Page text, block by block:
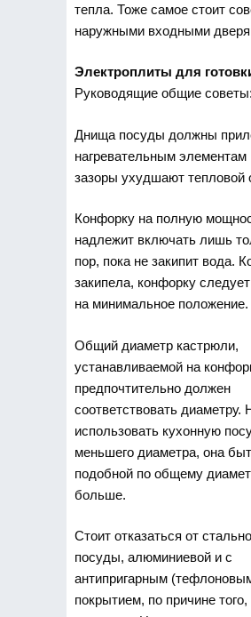
тепла. Тоже самое стоит
наружными входными
Электроплиты для
Руководящие общие советы:
Днища посуды должны
нагревательным элементам
зазоры ухудшают тепловой
Конфорку на полную
надлежит включать лишь
пор, пока не закипит вода.
закипела, конфорку
на минимальное положение.
Общий диаметр кастрюли,
устанавливаемой на
предпочтительно должен
соответствовать диаметру.
использовать кухонную
меньшего диаметра, она
подобной по общему
больше.
Стоит отказаться от
посуды, алюминиевой и с
антипригарным
покрытием, по причине того,